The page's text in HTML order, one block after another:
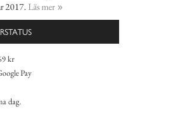
2017. Läs mer
kr
Pay
dag.